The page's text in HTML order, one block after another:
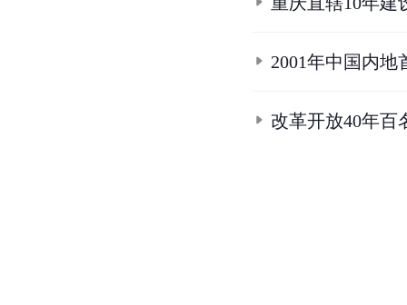
2001年中国内地
改革开放40年百